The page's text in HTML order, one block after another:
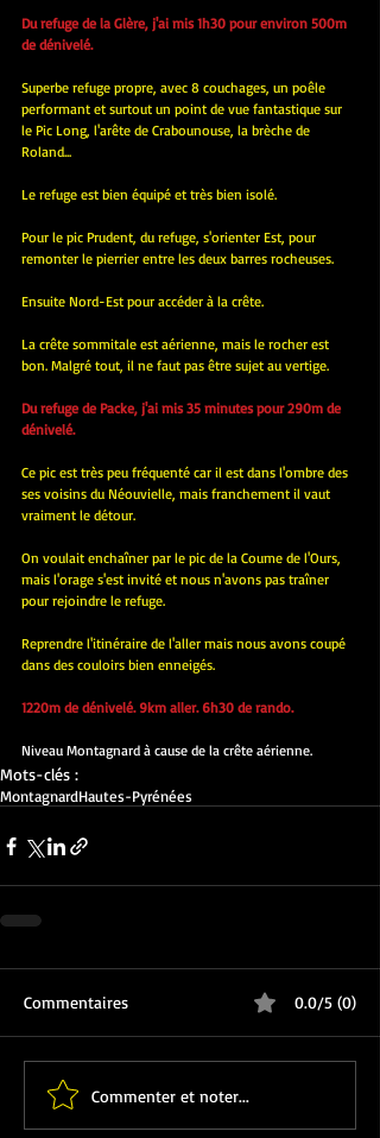
Du refuge de la Glère, j'ai mis 1h30 pour environ 500m
de dénivelé.
Superbe refuge propre, avec 8 couchages, un poêle
performant et surtout un point de vue fantastique sur
le Pic Long, l'arête de Crabounouse, la brèche de
Roland...
Le refuge est bien équipé et très bien isolé.
Pour le pic Prudent, du refuge, s'orienter Est, pour
remonter le pierrier entre les deux barres rocheuses.
Ensuite Nord-Est pour accéder à la crête.
La crête sommitale est aérienne, mais le rocher est
bon. Malgré tout, il ne faut pas être sujet au vertige.
Du refuge de Packe, j'ai mis 35 minutes pour 290m de
dénivelé.
Ce pic est très peu fréquenté car il est dans l'ombre des
ses voisins du Néouvielle, mais franchement il vaut
vraiment le détour.
On voulait enchaîner par le pic de la Coume de l'Ours,
mais l'orage s'est invité et nous n'avons pas traîner
pour rejoindre le refuge.
Reprendre l'itinéraire de l'aller mais nous avons coupé
dans des couloirs bien enneigés.
1220m de dénivelé. 9km aller. 6h30 de rando.
Niveau Montagnard à cause de la crête aérienne.
Mots-clés :
MontagnardHautes-Pyrénées
Commentaires 0.0/5 (0)
Commenter et noter...